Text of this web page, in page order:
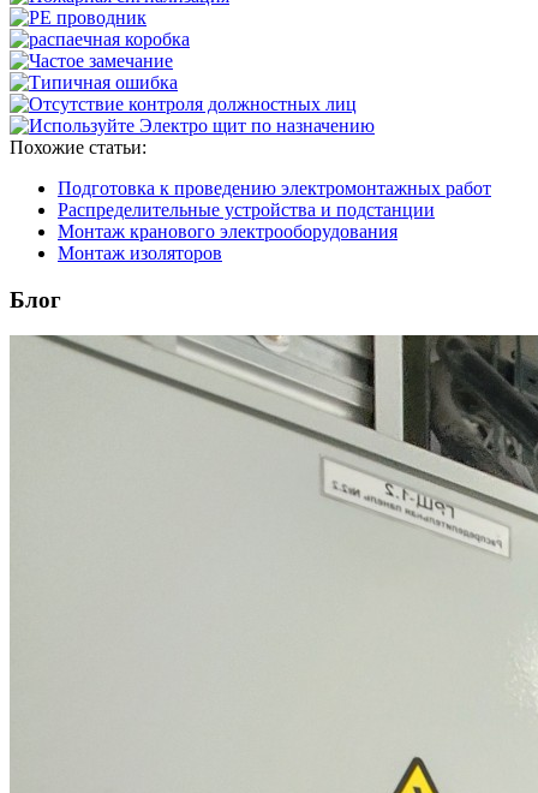
Похожие статьи:
Подготовка к проведению электромонтажных работ
Распределительные устройства и подстанции
Монтаж кранового электрооборудования
Монтаж изоляторов
Блог